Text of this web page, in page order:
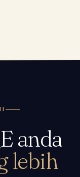
anda
lebih